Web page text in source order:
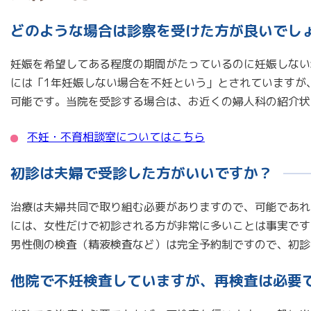
どのような場合は診察を受けた方が良いでし
妊娠を希望してある程度の期間がたっているのに妊娠しな
には「1年妊娠しない場合を不妊という」とされています
可能です。当院を受診する場合は、お近くの婦人科の紹介
不妊・不育相談室についてはこちら
初診は夫婦で受診した方がいいですか？
治療は夫婦共同で取り組む必要がありますので、可能であ
には、女性だけで初診される方が非常に多いことは事実で
男性側の検査（精液検査など）は完全予約制ですので、初
他院で不妊検査していますが、再検査は必要